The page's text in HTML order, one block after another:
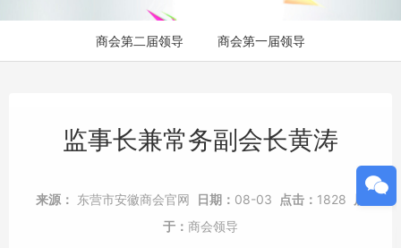
商会第二届领导 商会第一届领导
监事长兼常务副会长黄涛
来源： 东营市安徽商会官网 日期： 08-03 点击： 1828
属
于： 商会领导